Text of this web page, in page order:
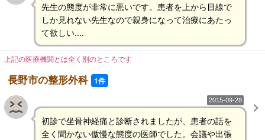
先生の態度が非常に悪いです。患者を上から目線で
しか見れない先生なので親身になって治療にあたっ
て欲しい....
上記の医療機関とは全く別のところです
長野市の整形外科 1件
2015-09-28
初診で坐骨神経痛と診断されましたが、患者の話を
全く聞かない傲慢な態度の医師でした。会議や出張